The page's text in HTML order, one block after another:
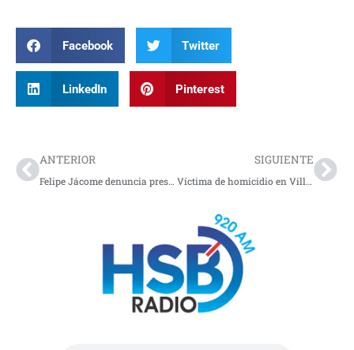
Facebook Twitter
LinkedIn Pinterest
ANTERIOR
Felipe Jácome denuncia presuntas irregularidades en contratos y obras
SIGUIENTE
Víctima de homicidio en Villagarzón, Putumayo